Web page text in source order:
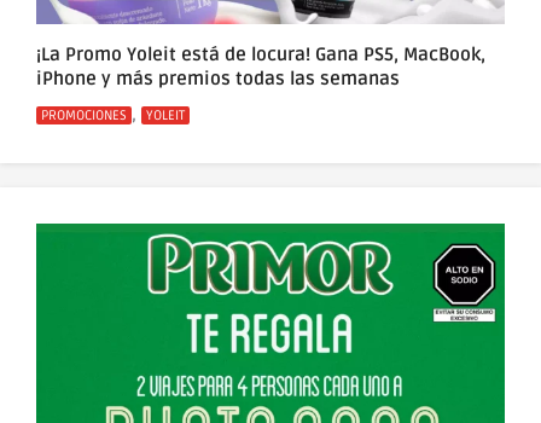
¡La Promo Yoleit está de locura! Gana PS5, MacBook,
iPhone y más premios todas las semanas
Categorías
PROMOCIONES , YOLEIT